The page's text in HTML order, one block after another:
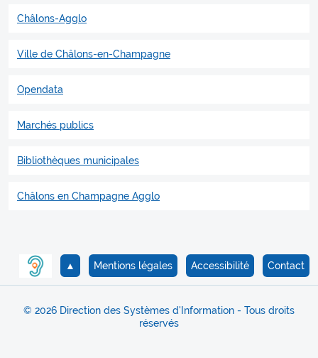
Châlons-Agglo
Ville de Châlons-en-Champagne
Opendata
Marchés publics
Bibliothèques municipales
Châlons en Champagne Agglo
Contact
Accessibilité
Mentions légales
▲
© 2026 Direction des Systèmes d'Information - Tous droits
réservés